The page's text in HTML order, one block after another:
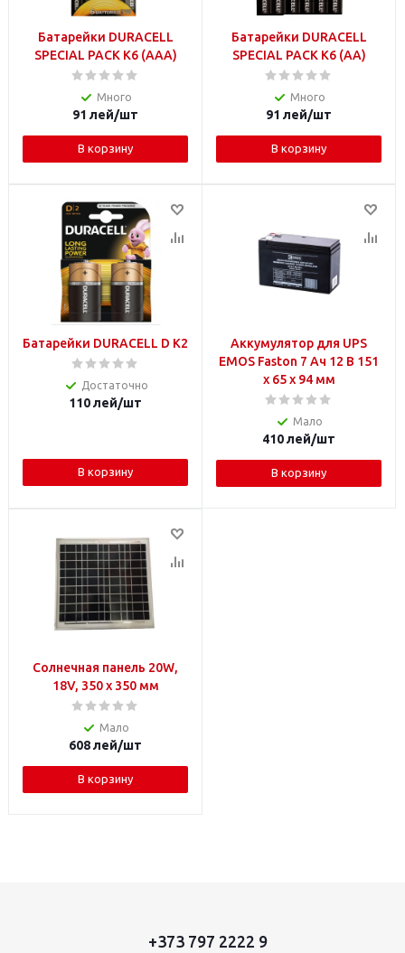
Батарейки DURACELL
SPECIAL PACK K6 (AAA)
Много
91 лей/шт
В корзину
Батарейки DURACELL
SPECIAL PACK K6 (AA)
Много
91 лей/шт
В корзину
Батарейки DURACELL D K2
Достаточно
110лей/шт
В корзину
Аккумулятор для UPS
EMOS Faston 7 Aч 12 В 151
x 65 x 94 мм
Мало
410лей/шт
В корзину
Солнечная панель 20W,
18V, 350 х 350 мм
Мало
608лей/шт
В корзину
+373 797 2222 9